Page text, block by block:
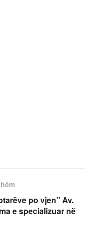
po vjen” Av.
e specializuar në